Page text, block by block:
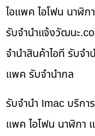
ไอแพค ไอโฟน นาฬิ
รับจํานําแจ้งวัฒนะ
จำนำสินค้าไอที รับจ
แพค รับจำนำกล
รับจำนำ Imac บริกา
แพค ไอโฟน นาฬิกา